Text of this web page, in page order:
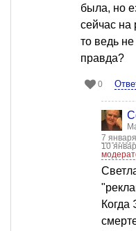
была, но
сейчас на
то ведь
правда?
0
7
10
Когда